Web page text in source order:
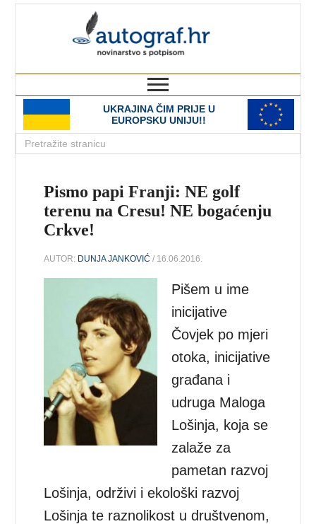
UKRAJINA ČIM PRIJE U
EUROPSKU UNIJU!!
Pismo papi Franji: NE golf
terenu na Cresu! NE bogaćenju
Crkve!
AUTOR: DUNJA JANKOVIĆ / 16.06.2016.
Pišem u ime
inicijative
Čovjek po mjeri
otoka, inicijative
građana i
udruga Maloga
Lošinja, koja se
zalaže za
pametan razvoj
Lošinja, održivi i ekološki razvoj
Lošinja te raznolikost u društvenom,